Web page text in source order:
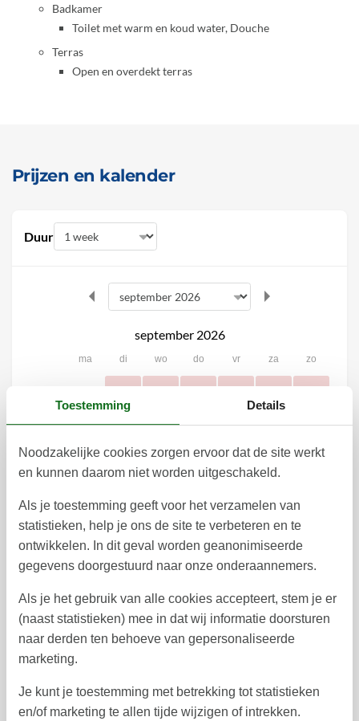
Badkamer
Toilet met warm en koud water, Douche
Terras
Open en overdekt terras
Prijzen en kalender
Duur
september 2026
ma di wo do vr za zo
1 2 3 4 5 6
37 7 8 9 10 11 12 13
38 14 15 16 17 18 19 20
40 28 29 30
41
ma di wo do vr za zo
40
41
42 12 13 14 15 16 17 18
Toestemming Details
Noodzakelijke cookies zorgen ervoor dat de site werkt
en kunnen daarom niet worden uitgeschakeld.
Als je toestemming geeft voor het verzamelen van
statistieken, help je ons de site te verbeteren en te
ontwikkelen. In dit geval worden geanonimiseerde
gegevens doorgestuurd naar onze onderaannemers.
Als je het gebruik van alle cookies accepteert, stem je er
(naast statistieken) mee in dat wij informatie doorsturen
naar derden ten behoeve van gepersonaliseerde
marketing.
Je kunt je toestemming met betrekking tot statistieken
en/of marketing te allen tijde wijzigen of intrekken.